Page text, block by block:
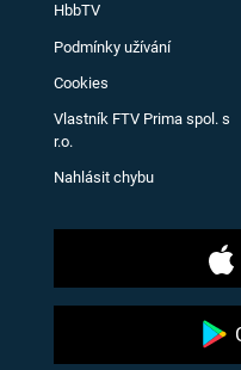
HbbTV
Podmínky užívání
Cookies
Vlastník FTV Prima spol. s
r.o.
Nahlásit chybu